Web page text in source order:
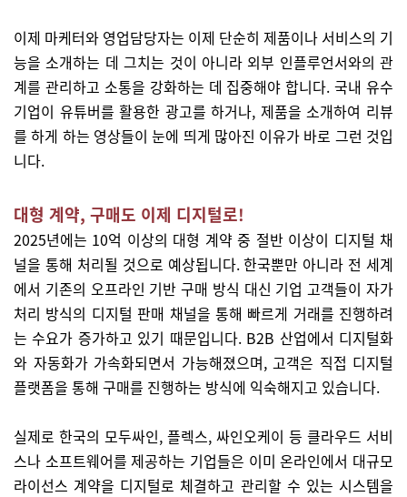
이제 마케터와 영업담당자는 이제 단순히 제품이나 서비스의 기
능을 소개하는 데 그치는 것이 아니라 외부 인플루언서와의 관
계를 관리하고 소통을 강화하는 데 집중해야 합니다. 국내 유수
기업이 유튜버를 활용한 광고를 하거나, 제품을 소개하여 리뷰
를 하게 하는 영상들이 눈에 띄게 많아진 이유가 바로 그런 것입
니다.
대형 계약, 구매도 이제 디지털로!
2025년에는 10억 이상의 대형 계약 중 절반 이상이 디지털 채
널을 통해 처리될 것으로 예상됩니다. 한국뿐만 아니라 전 세계
에서 기존의 오프라인 기반 구매 방식 대신 기업 고객들이 자가
처리 방식의 디지털 판매 채널을 통해 빠르게 거래를 진행하려
는 수요가 증가하고 있기 때문입니다. B2B 산업에서 디지털화
와 자동화가 가속화되면서 가능해졌으며, 고객은 직접 디지털
플랫폼을 통해 구매를 진행하는 방식에 익숙해지고 있습니다.
실제로 한국의 모두싸인, 플렉스, 싸인오케이 등 클라우드 서비
스나 소프트웨어를 제공하는 기업들은 이미 온라인에서 대규모
라이선스 계약을 디지털로 체결하고 관리할 수 있는 시스템을